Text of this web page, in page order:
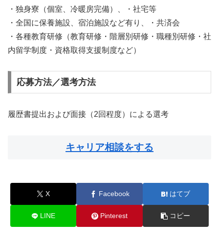
・独身寮（個室、冷暖房完備）、・社宅等
・全国に保養施設、宿泊施設など有り、・共済会
・各種教育研修（教育研修・階層別研修・職種別研修・社
内留学制度・資格取得支援制度など）
応募方法／選考方法
履歴書提出および面接（2回程度）による選考
キャリア相談をする
X Facebook はてブ
LINE Pinterest コピー